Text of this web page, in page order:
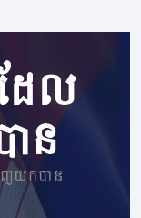
ែល
ន
យកបាន